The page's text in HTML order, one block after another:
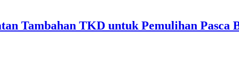
Tambahan TKD untuk Pemulihan Pasca